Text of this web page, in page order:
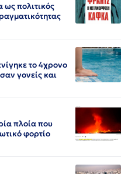
πολιτικός
το 4χρονο
γονείς και
πλοία που
φορτίο